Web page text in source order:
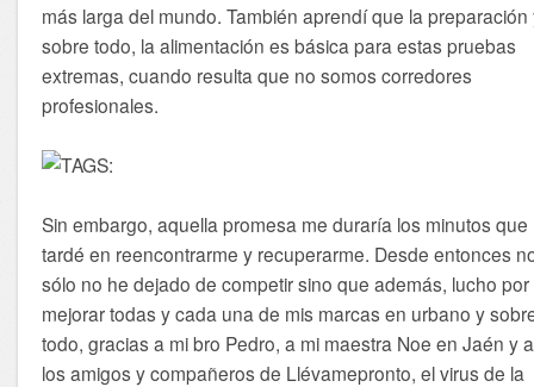
más larga del mundo. También aprendí que la preparación
sobre todo, la alimentación es básica para estas pruebas
extremas, cuando resulta que no somos corredores
profesionales.
Sin embargo, aquella promesa me duraría los minutos que
tardé en reencontrarme y recuperarme. Desde entonces
sólo no he dejado de competir sino que además, lucho por
mejorar todas y cada una de mis marcas en urbano y
todo, gracias a mi bro Pedro, a mi maestra Noe en Jaén y a
los amigos y compañeros de Llévamepronto, el virus de la